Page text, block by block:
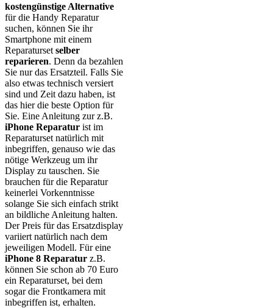
kostengünstige Alternative
für die Handy Reparatur
suchen, können Sie ihr
Smartphone mit einem
Reparaturset selber
reparieren. Denn da bezahlen
Sie nur das Ersatzteil. Falls Sie
also etwas technisch versiert
sind und Zeit dazu haben, ist
das hier die beste Option für
Sie. Eine Anleitung zur z.B.
iPhone Reparatur ist im
Reparaturset natürlich mit
inbegriffen, genauso wie das
nötige Werkzeug um ihr
Display zu tauschen. Sie
brauchen für die Reparatur
keinerlei Vorkenntnisse
solange Sie sich einfach strikt
an bildliche Anleitung halten.
Der Preis für das Ersatzdisplay
variiert natürlich nach dem
jeweiligen Modell. Für eine
iPhone 8 Reparatur z.B.
können Sie schon ab 70 Euro
ein Reparaturset, bei dem
sogar die Frontkamera mit
inbegriffen ist, erhalten.